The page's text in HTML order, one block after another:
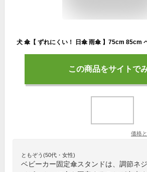
この商品をサイトで
価格
ともぞう(50代・女性)
ベビーカー固定傘スタンドは、調節ネ